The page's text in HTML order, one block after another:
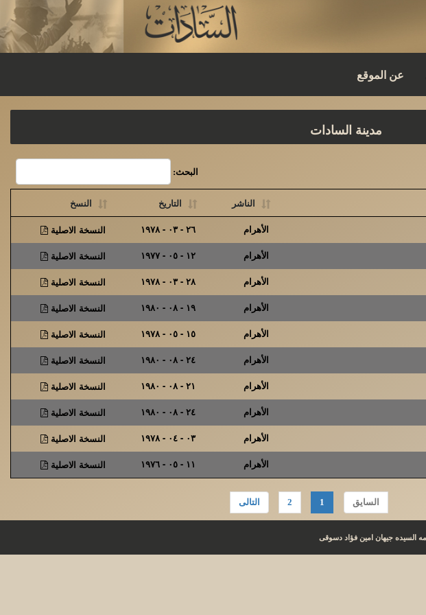
عن الموقع
مدينة السادات
البحث:
الناشر التاريخ
النسخ
الأهرام ٢٦ - ٠٣ - ١٩٧٨
النسخة الاصلية
الأهرام ١٢ - ٠٥ - ١٩٧٧
النسخة الاصلية
الأهرام ٢٨ - ٠٣ - ١٩٧٨
النسخة الاصلية
الأهرام ١٩ - ٠٨ - ١٩٨٠
النسخة الاصلية
الأهرام ١٥ - ٠٥ - ١٩٧٨
النسخة الاصلية
الأهرام ٢٤ - ٠٨ - ١٩٨٠
النسخة الاصلية
الأهرام ٢١ - ٠٨ - ١٩٨٠
النسخة الاصلية
الأهرام ٢٤ - ٠٨ - ١٩٨٠
النسخة الاصلية
الأهرام ٠٣ - ٠٤ - ١٩٧٨
النسخة الاصلية
الأهرام ١١ - ٠٥ - ١٩٧٦ النسخة الاصلية
السايق 1
2 التالى